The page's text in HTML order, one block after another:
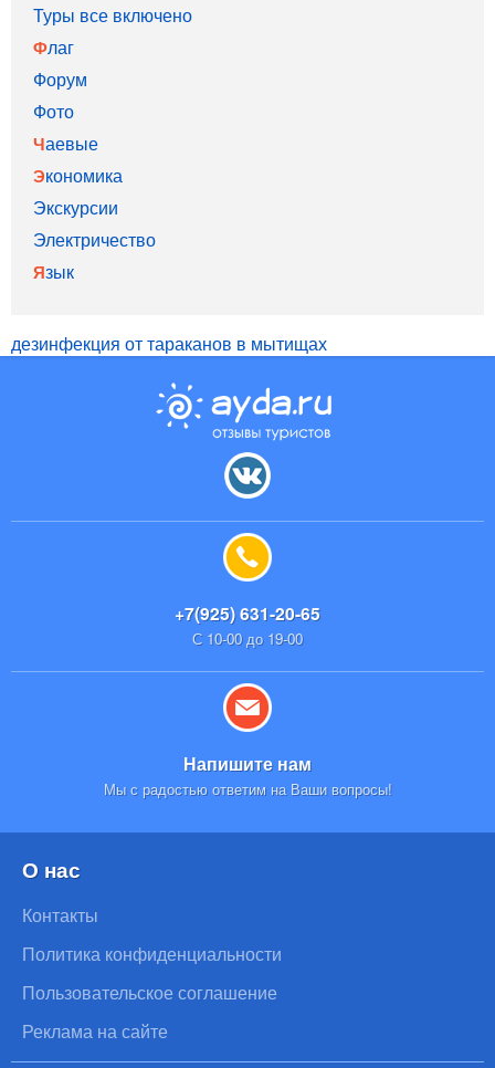
Туры все включено
Флаг
Форум
Фото
Чаевые
Экономика
Экскурсии
Электричество
Язык
дезинфекция от тараканов в мытищах
+7(925) 631-20-65
С 10-00 до 19-00
Напишите нам
Мы с радостью ответим на Ваши вопросы!
О нас
Контакты
Политика конфиденциальности
Пользовательское соглашение
Реклама на сайте